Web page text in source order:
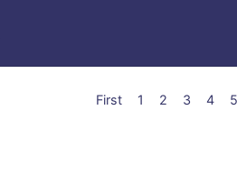
First 1 2 3 4 5